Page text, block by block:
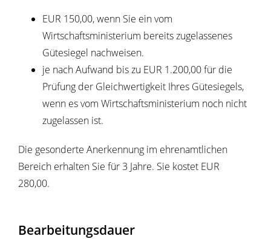
EUR 150,00, wenn Sie ein vom
Wirtschaftsministerium bereits zugelassenes
Gütesiegel nachweisen.
je nach Aufwand bis zu EUR 1.200,00 für die
Prüfung der Gleichwertigkeit Ihres Gütesiegels,
wenn es vom Wirtschaftsministerium noch nicht
zugelassen ist.
Die gesonderte Anerkennung im ehrenamtlichen
Bereich erhalten Sie für 3 Jahre. Sie kostet EUR
280,00.
Bearbeitungsdauer